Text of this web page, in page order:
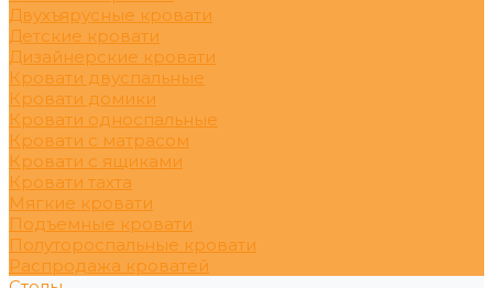
Двухъярусные кровати
Детские кровати
Дизайнерские кровати
Кровати двуспальные
Кровати домики
Кровати односпальные
Кровати с матрасом
Кровати с ящиками
Кровати тахта
Мягкие кровати
Подъемные кровати
Полутороспальные кровати
Распродажа кроватей